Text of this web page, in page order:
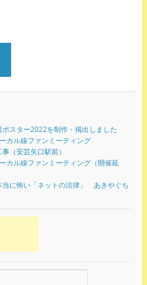
スター2022を制作・掲出しました
ル線ファンミーティング
（安芸矢口駅前）
ル線ファンミーティング（開催延
に怖い「ネットの法律」 あきやぐち